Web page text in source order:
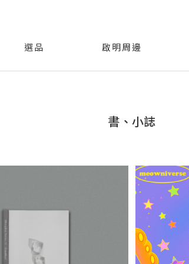
選品 啟明周邊
書、小誌